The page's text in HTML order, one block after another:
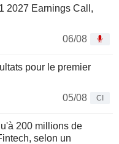
2027 Earnings Call,
06/08
pour le premier
05/08
CI
200 millions de
selon un